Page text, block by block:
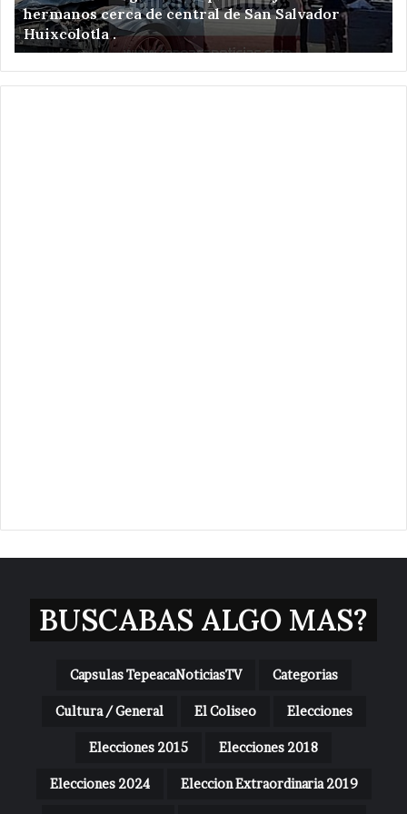
de
central
de
San
Salvador
hermanos cerca de central de San Salvador
Huixcolotla .
BUSCABAS ALGO MAS?
Capsulas TepeacaNoticiasTV Categorias
Cultura / General El Coliseo Elecciones
Elecciones 2015 Elecciones 2018
Elecciones 2024 Eleccion Extraordinaria 2019